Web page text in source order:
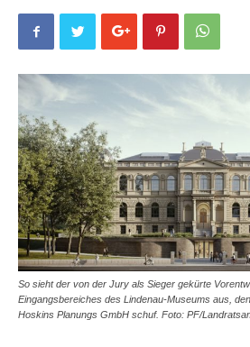
So sieht der von der Jury als Sieger gekürte
Eingangsbereiches des Lindenau-Museums aus,
Hoskins Planungs GmbH schuf. Foto: PF/